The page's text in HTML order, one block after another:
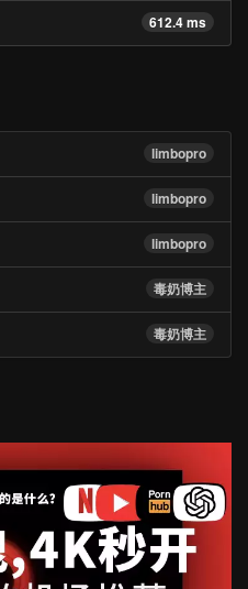
612.4 ms
limbopro
limbopro
limbopro
毒奶博主
毒奶博主